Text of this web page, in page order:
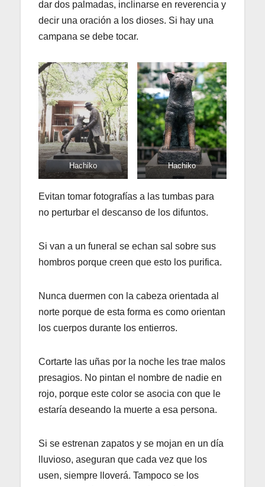
dar dos palmadas, inclinarse en reverencia y
decir una oración a los dioses. Si hay una
campana se debe tocar.
Hachiko Hachiko
Evitan tomar fotografías a las tumbas para
no perturbar el descanso de los difuntos.
Si van a un funeral se echan sal sobre sus
hombros porque creen que esto los purifica.
Nunca duermen con la cabeza orientada al
norte porque de esta forma es como orientan
los cuerpos durante los entierros.
Cortarte las uñas por la noche les trae malos
presagios. No pintan el nombre de nadie en
rojo, porque este color se asocia con que le
estaría deseando la muerte a esa persona.
Si se estrenan zapatos y se mojan en un día
lluvioso, aseguran que cada vez que los
usen, siempre lloverá. Tampoco se los